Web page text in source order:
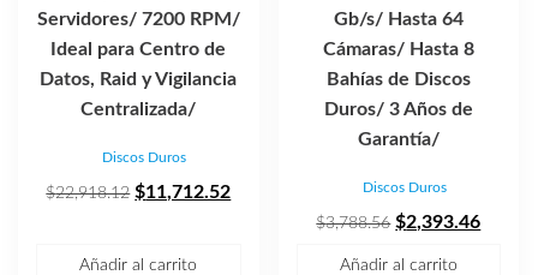
Servidores/ 7200 RPM/
Ideal para Centro de
Datos, Raid y Vigilancia
Centralizada/
Discos Duros
$22,918.12 El
$11,712.52El
Añadir al carrito
Gb/s/ Hasta 64
Cámaras/ Hasta 8
Bahías de Discos
Duros/ 3 Años de
Garantía/
Discos Duros
$3,788.56 El
$2,393.46El
Añadir al carrito